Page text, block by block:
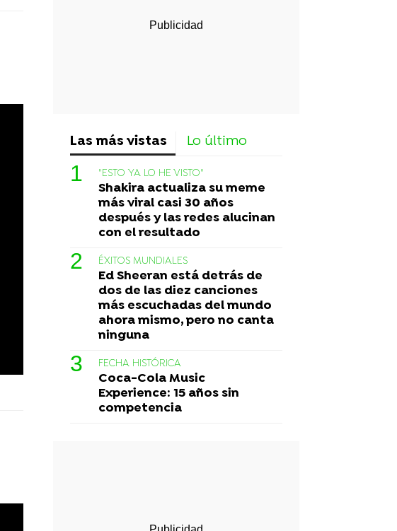
Las más vistas Lo último
"ESTO YA LO HE VISTO"
Shakira actualiza su meme
más viral casi 30 años
después y las redes alucinan
con el resultado
ÉXITOS MUNDIALES
Ed Sheeran está detrás de
dos de las diez canciones
más escuchadas del mundo
ahora mismo, pero no canta
ninguna
FECHA HISTÓRICA
Coca-Cola Music
Experience: 15 años sin
competencia